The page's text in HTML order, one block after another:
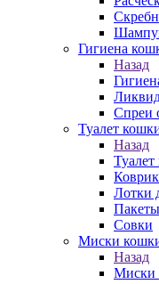
Гигиена
Назад
Спреи
Туалет
Назад
Лотки
Совки
Миски
Назад
Миски